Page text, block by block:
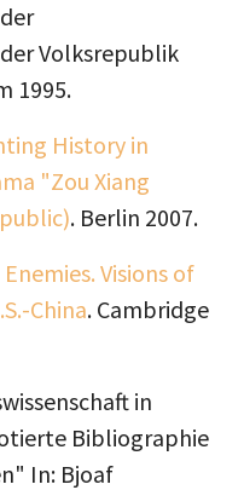
Volksrepublik
1995.
History in
"Zou Xiang
. Berlin 2007.
Visions of
China. Cambridge
in
Bibliographie
In: Bjoaf